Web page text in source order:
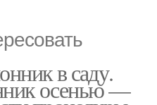
в саду.
осенью —